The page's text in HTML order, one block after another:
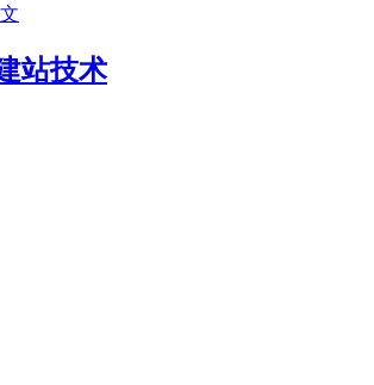
站技术